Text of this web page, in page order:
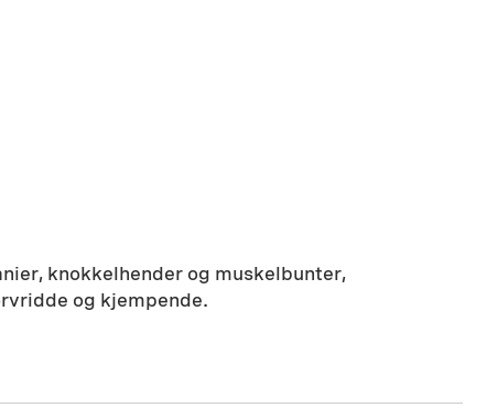
knokkelhender og muskelbunter,
og kjempende.